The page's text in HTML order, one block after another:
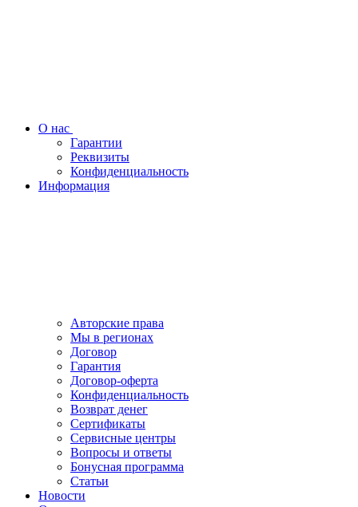
О нас
Гарантии
Реквизиты
Конфиденциальность
Информация
Авторские права
Мы в регионах
Договор
Гарантия
Договор-оферта
Конфиденциальность
Возврат денег
Сертификаты
Сервисные центры
Вопросы и ответы
Бонусная программа
Статьи
Новости